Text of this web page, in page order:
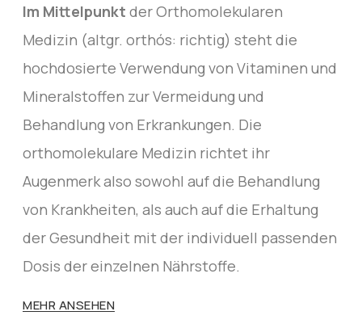
Im Mittelpunkt der Orthomolekularen
Medizin (altgr. orthós: richtig) steht die
hochdosierte Verwendung von Vitaminen und
Mineralstoffen zur Vermeidung und
Behandlung von Erkrankungen. Die
orthomolekulare Medizin richtet ihr
Augenmerk also sowohl auf die Behandlung
von Krankheiten, als auch auf die Erhaltung
der Gesundheit mit der individuell passenden
Dosis der einzelnen Nährstoffe.
MEHR ANSEHEN